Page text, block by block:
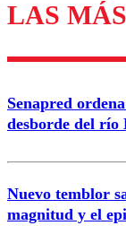
Los
Correo
LAS
Senapred
desborde del río
Nuevo temblor
magnitud y el